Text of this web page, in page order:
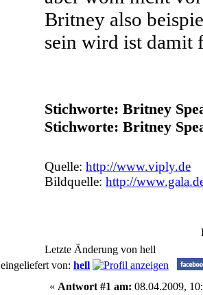
Britney also
sein wird ist damit
Stichworte: Britney
Stichworte: Britney
Quelle: http://www.viply.de
Bildquelle: http://
Letzte Änderung von hell
eingeliefert von: hell
« Antwort #1 am: 08.04.2009,